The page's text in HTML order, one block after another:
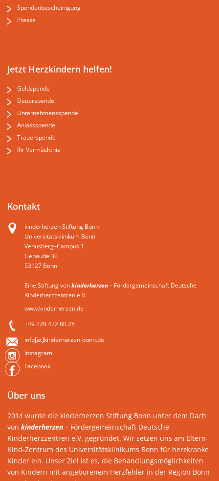
Spendenbescheinigung
Presse
Jetzt Herzkindern helfen!
Geldspende
Dauerspende
Unternehmensspende
Anlassspende
Trauerspende
Ihr Vermächtnis
Kontakt
kinderherzen Stiftung Bonn
Universitätsklinikum Bonn
Venusberg–Campus 1
Gebäude 30
53127 Bonn
Eine Stiftung vonkinderherzen– Fördergemeinschaft Deutsche
Kinderherzzentren e.V.
www.kinderherzen.de
+49 228 422 80 28
info[ät]kinderherzen-bonn.de
Instagram
Facebook
Über uns
2014 wurde die kinderherzen Stiftung Bonn unter dem Dach
von kinderherzen – Fördergemeinschaft Deutsche
Kinderherzzentren e.V. gegründet. Wir setzen uns am Eltern-
Kind-Zentrum des Universitätsklinikums Bonn für herzkranke
Kinder ein. Unser Ziel ist es, die Behandlungsmöglichkeiten
von Kindern mit angeborenem Herzfehler in der Region Bonn